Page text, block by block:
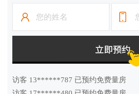
访客 13******622 已预约免费量房
访客 15******258 已预约免费量房
访客 13******787 已预约免费量房
访客 13******787 已预约免费量房
访客 17******480 已预约免费量房